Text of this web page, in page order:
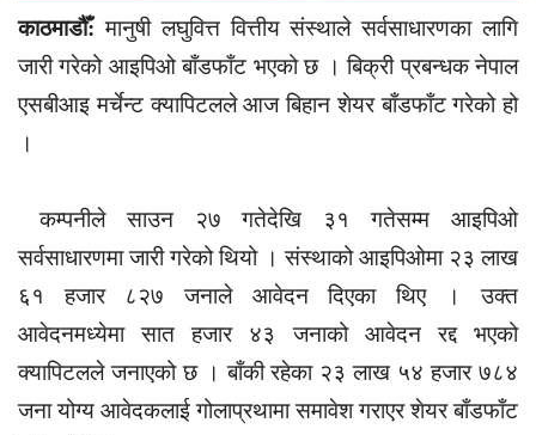
काठमाडौँ:मानुषी लघुवित्त वित्तीय संस्थाले सर्वसाधारणका लागि
जारी गरेको आइपिओ बाँडफाँट भएको छ । बिक्री प्रबन्धक नेपाल
एसबीआइ मर्चेन्ट क्यापिटलले आज बिहान शेयर बाँडफाँट गरेको हो
।
कम्पनीले साउन २७ गतेदेखि ३१ गतेसम्म आइपिओ
सर्वसाधारणमा जारी गरेको थियो । संस्थाको आइपिओमा २३ लाख
६१ हजार ८२७ जनाले आवेदन दिएका थिए । उक्त
आवेदनमध्येमा सात हजार ४३ जनाको आवेदन रद्द भएको
क्यापिटलले जनाएको छ । बाँकी रहेका २३ लाख ५४ हजार ७८४
जना योग्य आवेदकलाई गोलाप्रथामा समावेश गराएर शेयर बाँडफाँट